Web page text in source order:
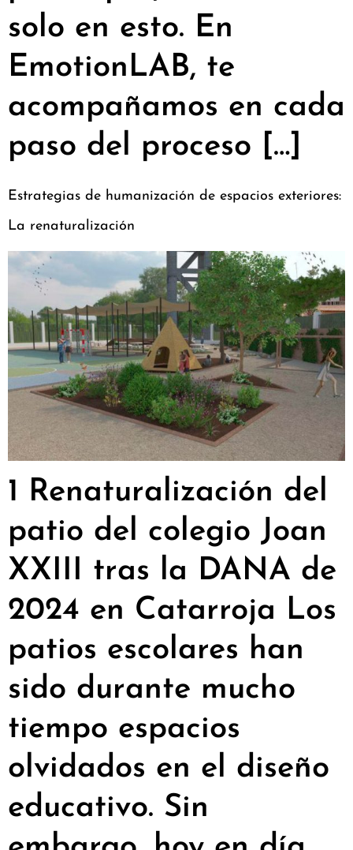
solo en esto. En
EmotionLAB, te
acompañamos en cada
paso del proceso […]
Estrategias de humanización de espacios exteriores:
La renaturalización
1 Renaturalización del
patio del colegio Joan
XXIII tras la DANA de
2024 en Catarroja Los
patios escolares han
sido durante mucho
tiempo espacios
olvidados en el diseño
educativo. Sin